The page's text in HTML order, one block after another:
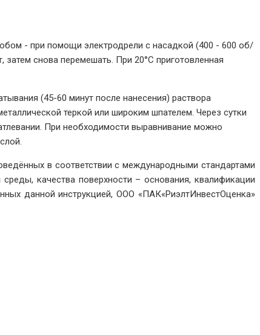
- при помощи электродрели с насадкой (400 - 600 об/
снова перемешать. При 20°С приготовленная
(45-60 минут после нанесения) раствора
теркой или широким шпателем. Через сутки
При необходимости выравнивание можно
в соответствии с международными стандартами
качества поверхности – основания, квалификации
данной инструкцией, ООО «ПАК«РиэлтИнвестОценка»